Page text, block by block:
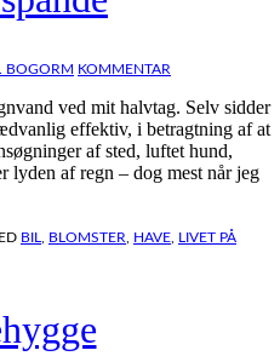
BOGORM KOMMENTAR
ved mit halvtag. Selv sidder
effektiv, i betragtning af at
af sted, luftet hund,
lyden af regn – dog mest når jeg
BIL BLOMSTER HAVE
LIVET PÅ